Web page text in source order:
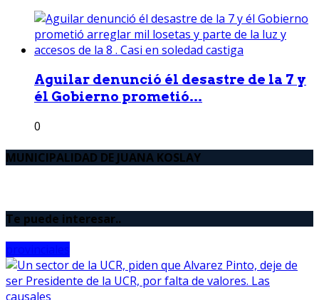
Aguilar denunció él desastre de la 7 y
él Gobierno prometió...
0
MUNICIPALIDAD DE JUANA KOSLAY
Te puede interesar..